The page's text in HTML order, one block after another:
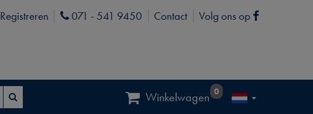
Registreren Phone
071 - 541 9450 Contact Volg ons op Facebook
Winkelwagen 0